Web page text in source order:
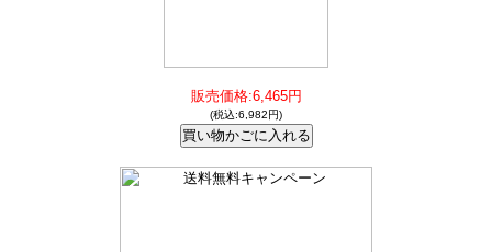
販売価格:6,465円
(税込:6,982円)